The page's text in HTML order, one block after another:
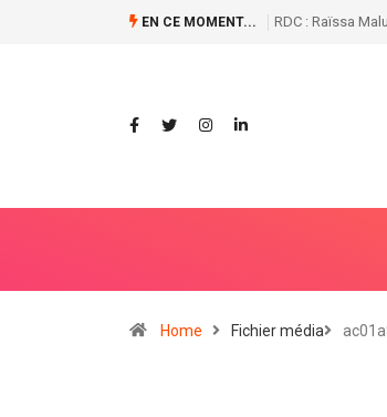
EN CE MOMENT... Naufrages en
Home Fichier média